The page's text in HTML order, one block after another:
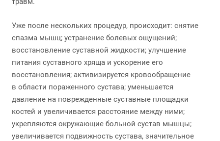
Уже после нескольких процедур, происходит: снятие
спазма мышц; устранение болевых ощущений;
восстановление суставной жидкости; улучшение
питания суставного хряща и ускорение его
восстановления; активизируется кровообращение
в области пораженного сустава; уменьшается
давление на поврежденные суставные площадки
костей и увеличивается расстояние между ними;
укрепляются окружающие больной сустав мышцы;
увеличивается подвижность сустава, значительное